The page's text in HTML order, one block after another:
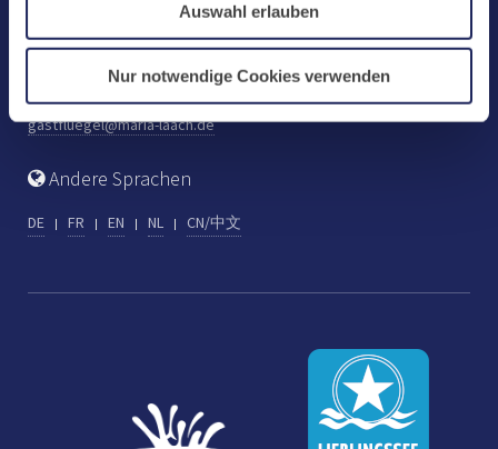
Auswahl erlauben
Nur notwendige Cookies verwenden
Tel: +49 (0) 2652 59-313
Fax: +49 (0) 2652 59-282
gastfluegel@maria-laach.de
Andere Sprachen
DE FR EN NL CN/中文